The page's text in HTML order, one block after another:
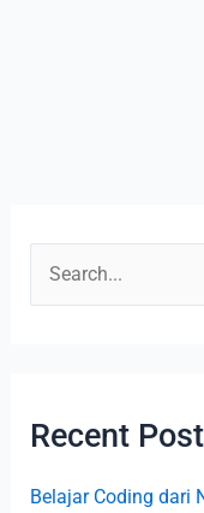
c
Recent
Belajar Coding dari